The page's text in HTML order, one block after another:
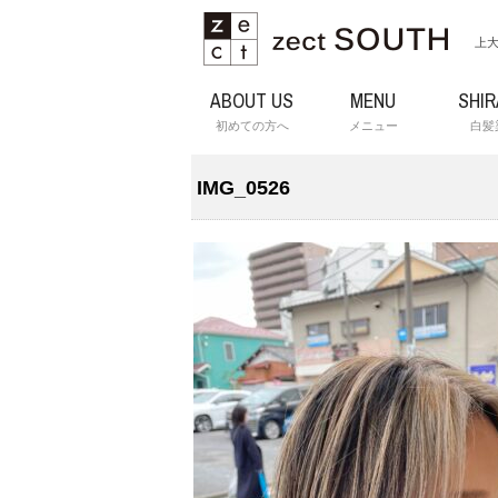
上
ABOUT US
初めての方へ
MENU
メニュー 白髪
IMG_0526